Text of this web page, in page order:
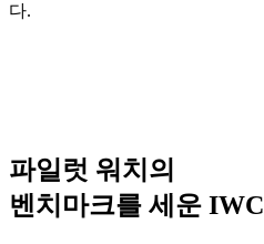
다.
파일럿 워치의
벤치마크를 세운 IWC